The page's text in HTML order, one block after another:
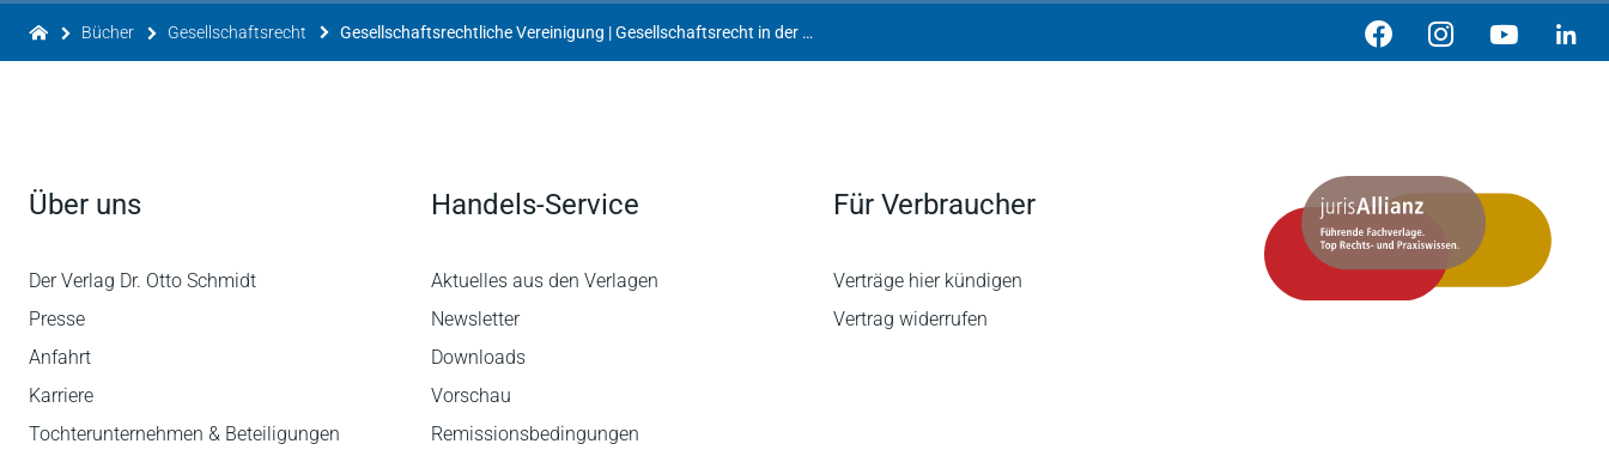
Bücher Gesellschaftsrecht Gesellschaftsrechtliche Vereinigung | Gesellschaftsrecht in der Diskussion 2022
Über uns
Der Verlag Dr. Otto Schmidt
Presse
Anfahrt
Karriere
Tochterunternehmen & Beteiligungen
Handels-Service
Aktuelles aus den Verlagen
Newsletter
Downloads
Vorschau
Remissionsbedingungen
Für Verbraucher
Verträge hier kündigen
Vertrag widerrufen